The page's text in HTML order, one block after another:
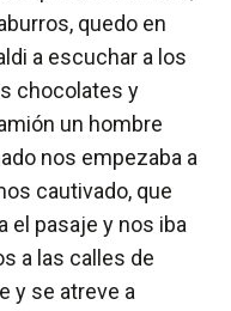
quedo en
a escuchar a los
chocolates y
un hombre
nos empezaba a
cautivado, que
el pasaje y nos iba
a las calles de
y se atreve a